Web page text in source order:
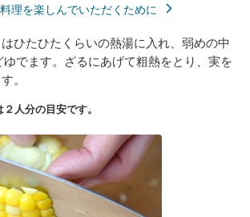
理を楽しんでいただくために
ひたひたくらいの熱湯に入れ、弱めの中
でます。ざるにあげて粗熱をとり、実を
。
人分の目安です。